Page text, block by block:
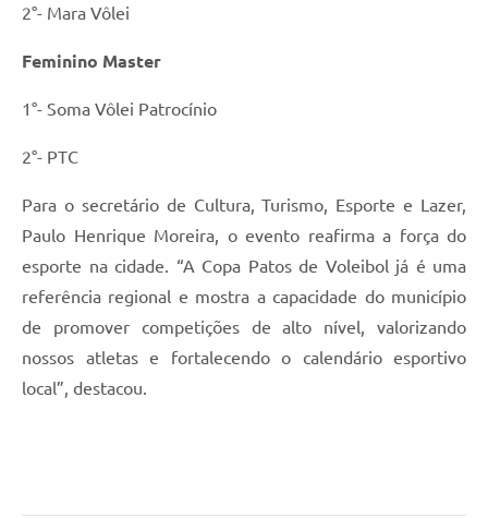
2°- Mara Vôlei
Feminino Master
1°- Soma Vôlei Patrocínio
2°- PTC
Para o secretário de Cultura, Turismo, Esporte e Lazer,
Paulo Henrique Moreira, o evento reafirma a força do
esporte na cidade. “A Copa Patos de Voleibol já é uma
referência regional e mostra a capacidade do município
de promover competições de alto nível, valorizando
nossos atletas e fortalecendo o calendário esportivo
local”, destacou.